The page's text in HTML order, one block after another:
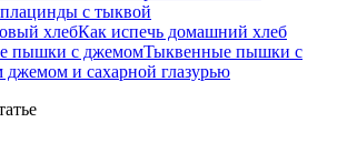
с тыквой
Как испечь домашний хлеб
Тыквенные пышки с
джемом и сахарной глазурью